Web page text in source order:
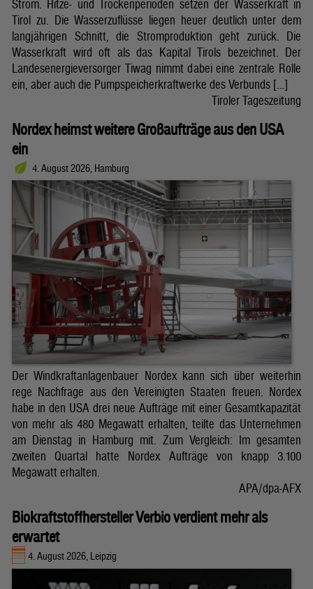
Strom. Hitze- und Trockenperioden setzen der Wasserkraft in
Tirol zu. Die Wasserzuflüsse liegen heuer deutlich unter dem
langjährigen Schnitt, die Stromproduktion geht zurück. Die
Wasserkraft wird oft als das Kapital Tirols bezeichnet. Der
Landesenergieversorger Tiwag nimmt dabei eine zentrale Rolle
ein, aber auch die Pumpspeicherkraftwerke des Verbunds […]
Tiroler Tageszeitung
Nordex heimst weitere Großaufträge aus den USA
ein
4. August 2026, Hamburg
Der Windkraftanlagenbauer Nordex kann sich über weiterhin
rege Nachfrage aus den Vereinigten Staaten freuen. Nordex
habe in den USA drei neue Aufträge mit einer Gesamtkapazität
von mehr als 480 Megawatt erhalten, teilte das Unternehmen
am Dienstag in Hamburg mit. Zum Vergleich: Im gesamten
zweiten Quartal hatte Nordex Aufträge von knapp 3.100
Megawatt erhalten.
APA/dpa-AFX
Biokraftstoffhersteller Verbio verdient mehr als
erwartet
4. August 2026, Leipzig